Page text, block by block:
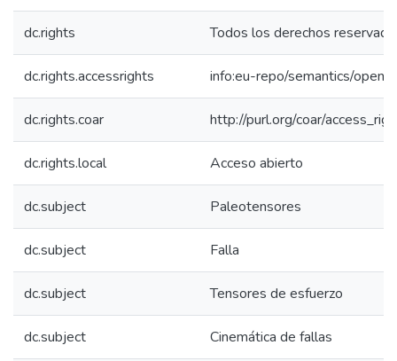
dc.rights Todos los derechos
dc.rights.accessrights info:eu-repo/semantics/
dc.rights.coar http://purl.org/coar/
dc.rights.local Acceso abierto
dc.subject Paleotensores
dc.subject Falla
dc.subject Tensores de esfuerzo
dc.subject Cinemática de fallas